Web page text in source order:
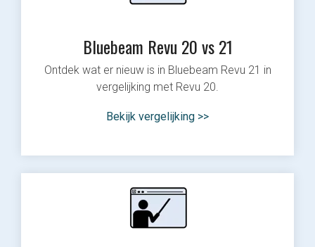
Bluebeam Revu 20 vs 21
Ontdek wat er nieuw is in Bluebeam Revu 21 in
vergelijking met Revu 20.
Bekijk vergelijking >>